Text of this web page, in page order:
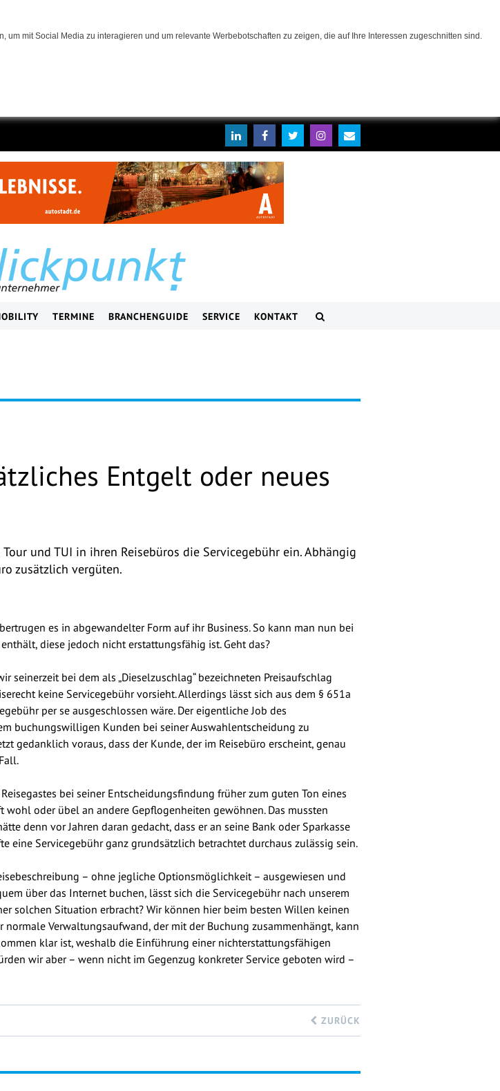
mit Social Media zu interagieren und um relevante Werbebotschaften zu zeigen, die auf Ihre Interessen zugeschnitten sind.
TERMINE BRANCHENGUIDE SERVICE KONTAKT
Entgelt oder neues
und TUI in ihren Reisebüros die Servicegebühr ein. Abhängig
zusätzlich vergüten.
es in abgewandelter Form auf ihr Business. So kann man nun bei
diese jedoch nicht erstattungsfähig ist. Geht das?
seinerzeit bei dem als „Dieselzuschlag“ bezeichneten Preisaufschlag
keine Servicegebühr vorsieht. Allerdings lässt sich aus dem § 651a
per se ausgeschlossen wäre. Der eigentliche Job des
buchungswilligen Kunden bei seiner Auswahlentscheidung zu
gedanklich voraus, dass der Kunde, der im Reisebüro erscheint, genau
bei seiner Entscheidungsfindung früher zum guten Ton eines
oder übel an andere Gepflogenheiten gewöhnen. Das mussten
denn vor Jahren daran gedacht, dass er an seine Bank oder Sparkasse
eine Servicegebühr ganz grundsätzlich betrachtet durchaus zulässig sein.
– ohne jegliche Optionsmöglichkeit – ausgewiesen und
über das Internet buchen, lässt sich die Servicegebühr nach unserem
solchen Situation erbracht? Wir können hier beim besten Willen keinen
Verwaltungsaufwand, der mit der Buchung zusammenhängt, kann
klar ist, weshalb die Einführung einer nichterstattungsfähigen
wir aber – wenn nicht im Gegenzug konkreter Service geboten wird –
ZURÜCK